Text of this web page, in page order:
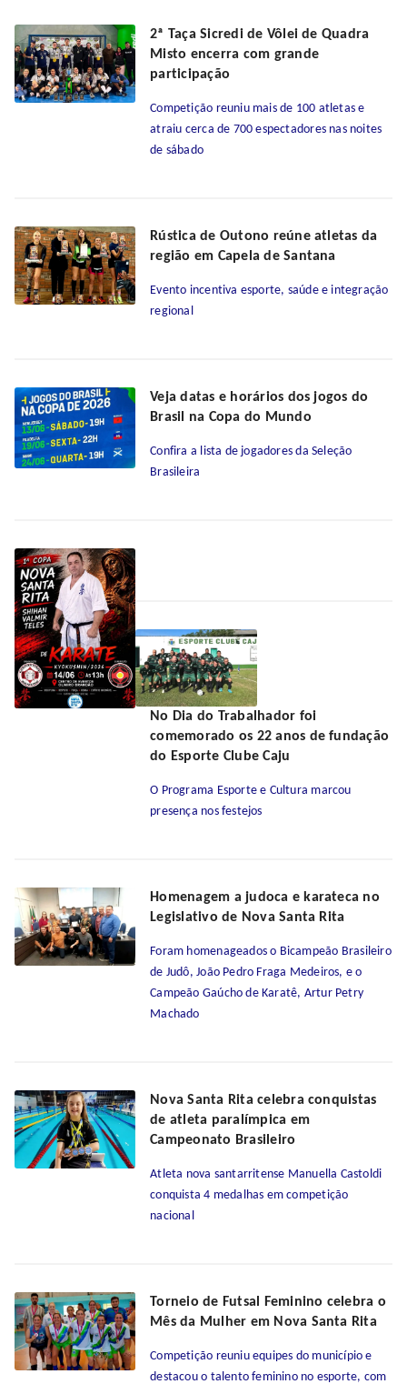
2ª Taça Sicredi de Vôlei de Quadra
Misto encerra com grande
participação
Competição reuniu mais de 100 atletas e
atraiu cerca de 700 espectadores nas noites
de sábado
Rústica de Outono reúne atletas da
região em Capela de Santana
Evento incentiva esporte, saúde e integração
regional
Veja datas e horários dos jogos do
Brasil na Copa do Mundo
Confira a lista de jogadores da Seleção
Brasileira
No Dia do Trabalhador foi
comemorado os 22 anos de fundação
do Esporte Clube Caju
O Programa Esporte e Cultura marcou
presença nos festejos
Homenagem a judoca e karateca no
Legislativo de Nova Santa Rita
Foram homenageados o Bicampeão Brasileiro
de Judô, João Pedro Fraga Medeiros, e o
Campeão Gaúcho de Karatê, Artur Petry
Machado
Nova Santa Rita celebra conquistas
de atleta paralímpica em
Campeonato Brasileiro
Atleta nova santarritense Manuella Castoldi
conquista 4 medalhas em competição
nacional
Torneio de Futsal Feminino celebra o
Mês da Mulher em Nova Santa Rita
Competição reuniu equipes do município e
destacou o talento feminino no esporte, com